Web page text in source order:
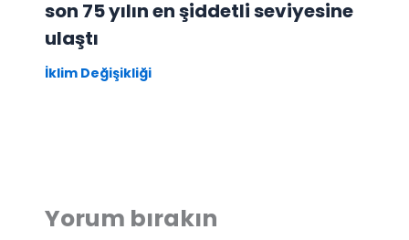
son 75 yılın en şiddetli seviyesine
ulaştı
İklim Değişikliği
Yorum bırakın